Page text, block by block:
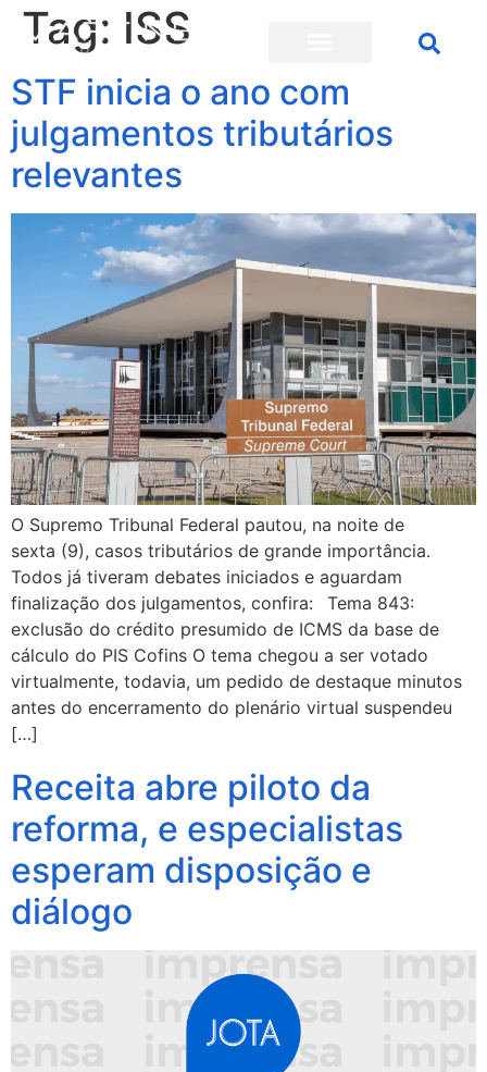
Tag: ISS
STF inicia o ano com
julgamentos tributários
relevantes
O Supremo Tribunal Federal pautou, na noite de
sexta (9), casos tributários de grande importância.
Todos já tiveram debates iniciados e aguardam
finalização dos julgamentos, confira: Tema 843:
exclusão do crédito presumido de ICMS da base de
cálculo do PIS Cofins O tema chegou a ser votado
virtualmente, todavia, um pedido de destaque minutos
antes do encerramento do plenário virtual suspendeu
[…]
Receita abre piloto da
reforma, e especialistas
esperam disposição e
diálogo